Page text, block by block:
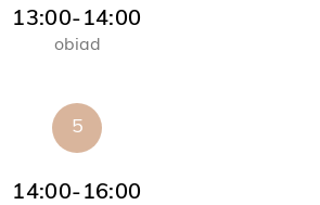
13:00-14:00
obiad
5
14:00-16:00